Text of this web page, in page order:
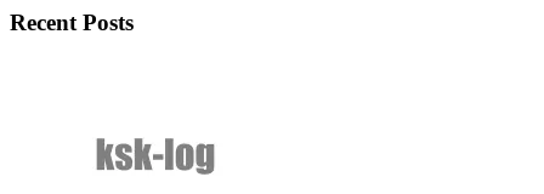
Recent Posts